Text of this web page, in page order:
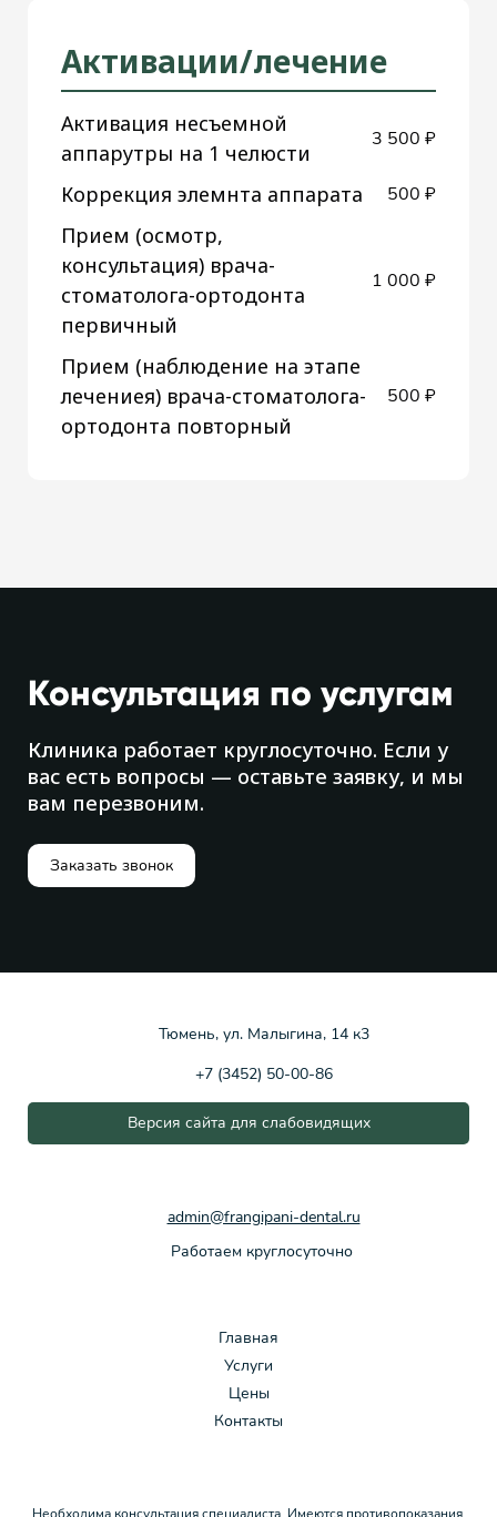
Активации/лечение
Активация несъемной
аппарутры на 1 челюсти
3 500 ₽
Коррекция элемнта аппарата 500 ₽
Прием (осмотр,
консультация) врача-
стоматолога-ортодонта
первичный
1 000 ₽
Прием (наблюдение на этапе
лечениея) врача-стоматолога-
ортодонта повторный
500 ₽
Консультация по услугам
Клиника работает круглосуточно. Если у
вас есть вопросы — оставьте заявку, и мы
вам перезвоним.
Заказать звонок
Тюмень, ул. Малыгина, 14 к3
+7 (3452) 50-00-86
Версия сайта для слабовидящих
admin@frangipani-dental.ru
Работаем круглосуточно
Главная
Услуги
Цены
Контакты